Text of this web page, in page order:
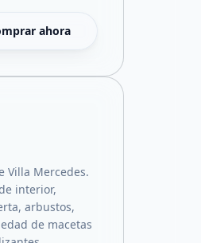
ahora
Villa Mercedes.
interior,
arbustos,
de macetas